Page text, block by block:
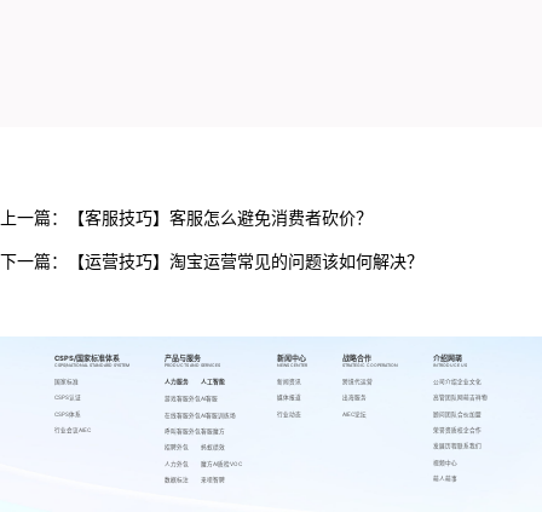
上一篇： 【客服技巧】客服怎么避免消费者砍价？
下一篇： 【运营技巧】淘宝运营常见的问题该如何解决？
CSPS/国家标准体系
CSPS/NATIONAL STANDARD SYSTEM
国家标准
CSPS认证
CSPS体系
行业会议AIEC
产品与服务
PRODUCTS AND SERVICES
人力服务
游戏客服外包
在线客服外包
呼叫客服外包
招聘外包
人力外包
数据标注
人工智能
AI客服
AI客服训练场
客服魔方
蚂蚁绩效
魔方AI质检VOC
来呗智聘
新闻中心
NEWS CENTER
新闻资讯
媒体报道
行业动态
战略合作
STRATEGIC COOPERATION
跨境代运营
出海服务
AIEC论坛
介绍网萌
INTRODUCE US
公司介绍
高管团队
顾问团队
荣誉资质
发展历程
视频中心
萌人萌事
企业文化
网萌吉祥物
合伙加盟
校企合作
联系我们